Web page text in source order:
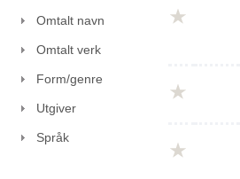
Omtalt navn
Omtalt verk
Form/genre
Utgiver
Språk